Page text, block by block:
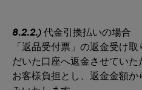
8.2.2.) 代金引換払いの場合
「返品受付票」の返金受け
だいた口座へ返金させてい
お客様負担とし、返金金額